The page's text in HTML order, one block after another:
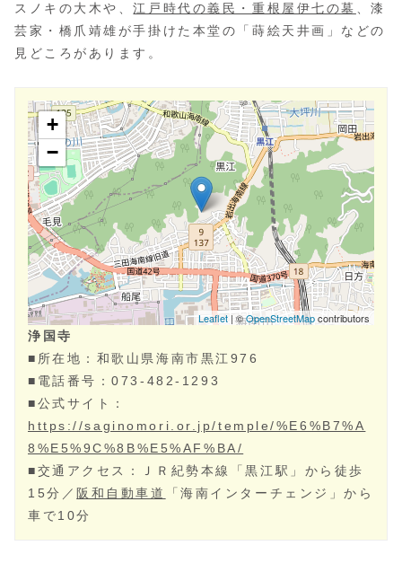
スノキの大木や、江戸時代の義民・重根屋伊七の墓
、漆
芸家・橋爪靖雄が手掛けた本堂の「蒔絵天井画」などの
見どころがあります。
浄国寺
■所在地： 和歌山県海南市‎黒江976
■電話番号：073-482-1293
■公式サイト：
https://saginomori.or.jp/temple/%E6%B7%A
8%E5%9C%8B%E5%AF%BA/
■交通アクセス：ＪＲ紀勢本線「黒江駅」から徒歩
15分／ 阪和自動車道
「海南インターチェンジ」から
車で10分